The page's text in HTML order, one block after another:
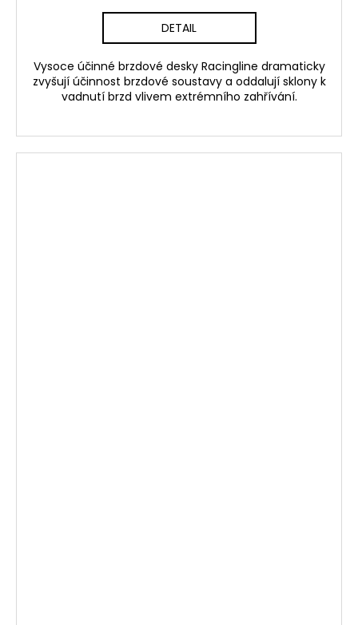
DETAIL
Vysoce účinné brzdové desky Racingline dramaticky
zvyšují účinnost brzdové soustavy a oddalují sklony k
vadnutí brzd vlivem extrémního zahřívání.